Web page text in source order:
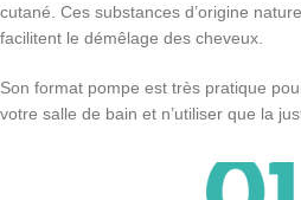
cutané. Ces substances d’origine
facilitent le démêlage des cheveux.
Son format pompe est très pratique
votre salle de bain et n’utiliser que la